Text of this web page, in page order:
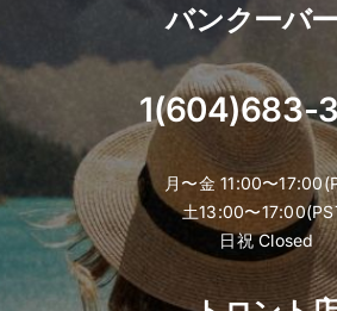
バンクーバ
1(604)683-
月〜金 11:00〜
土13:00〜
日祝 Closed